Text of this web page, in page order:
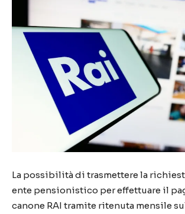
La possibilità di trasmettere la
ente pensionistico per effettuare il
canone RAI tramite ritenuta mensile